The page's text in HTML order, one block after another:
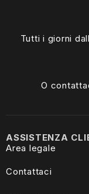
Tutti i giorni
O
ASSISTENZA
Area legale
Contattaci